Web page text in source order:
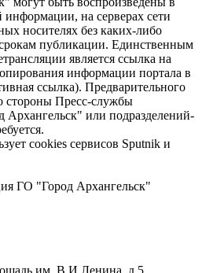
на серверах сети
носителях без каких-либо
публикации. Единственным
является ссылка на
информации портала в
ссылка). Предварительного
стороны Пресс-службы
или подразделений-
cookies сервисов Sputnik и
ГО "Город Архангельск"
им. В.И.Ленина, д.5